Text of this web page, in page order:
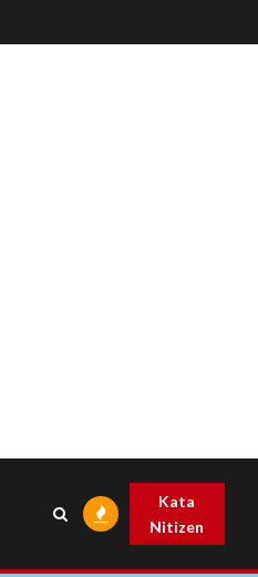
Kata
Nitizen
UUD 1945 dan
Program Strategis
Prabowo